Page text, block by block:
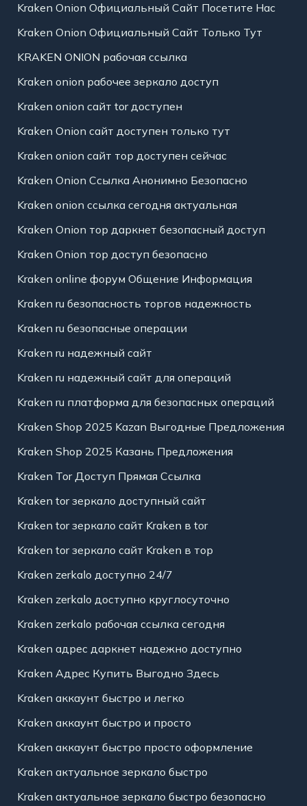
Kraken Onion Официальный Сайт Посетите Нас
Kraken Onion Официальный Сайт Только Тут
KRAKEN ONION рабочая ссылка
Kraken onion рабочее зеркало доступ
Kraken onion сайт tor доступен
Kraken Onion сайт доступен только тут
Kraken onion сайт тор доступен сейчас
Kraken Onion Ссылка Анонимно Безопасно
Kraken onion ссылка сегодня актуальная
Kraken Onion тор даркнет безопасный доступ
Kraken Onion тор доступ безопасно
Kraken online форум Общение Информация
Kraken ru безопасность торгов надежность
Kraken ru безопасные операции
Kraken ru надежный сайт
Kraken ru надежный сайт для операций
Kraken ru платформа для безопасных операций
Kraken Shop 2025 Kazan Выгодные Предложения
Kraken Shop 2025 Казань Предложения
Kraken Tor Доступ Прямая Ссылка
Kraken tor зеркало доступный сайт
Kraken tor зеркало сайт Kraken в tor
Kraken tor зеркало сайт Kraken в тор
Kraken zerkalo доступно 24/7
Kraken zerkalo доступно круглосуточно
Kraken zerkalo рабочая ссылка сегодня
Kraken адрес даркнет надежно доступно
Kraken Адрес Купить Выгодно Здесь
Kraken аккаунт быстро и легко
Kraken аккаунт быстро и просто
Kraken аккаунт быстро просто оформление
Kraken актуальное зеркало быстро
Kraken актуальное зеркало быстро безопасно